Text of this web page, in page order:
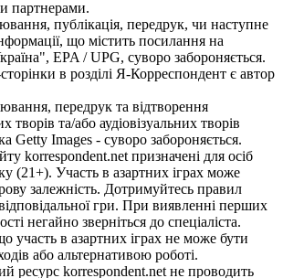
партнерами.
публікація, передрук, чи наступне
що містить посилання на
EPA / UPG, суворо забороняється.
в розділі Я-Корреспондент є автор
передрук та відтворення
творів та/або аудіовізуальних творів
Getty Images - суворо забороняється.
korrespondent.net призначені для осіб
(21+). Участь в азартних іграх може
залежність. Дотримуйтесь правил
гри. При виявленні перших
негайно зверніться до спеціаліста.
участь в азартних іграх не може бути
або альтернативою роботі.
ресурс korrespondent.net не проводить